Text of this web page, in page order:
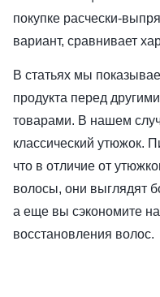
покупке расчески-
вариант, сравнивает
В статьях мы
продукта перед
товарами. В нашем
классический утюжок.
что в отличие от
волосы, они выглядят
а еще вы сэкономите
восстановления волос.